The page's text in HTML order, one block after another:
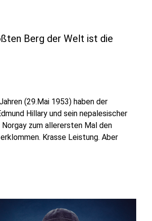
Berg der Welt ist die
(29.Mai 1953) haben der
Hillary und sein nepalesischer
Norgay zum allerersten Mal den
Krasse Leistung. Aber